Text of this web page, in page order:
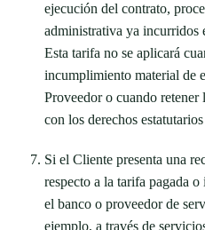
ejecución del contrato,
administrativa ya incurridos
Esta tarifa no se aplicará
incumplimiento material de
Proveedor o cuando retener
con los derechos
Si el Cliente presenta una
respecto a la tarifa pagada
el banco o proveedor de
ejemplo, a través de